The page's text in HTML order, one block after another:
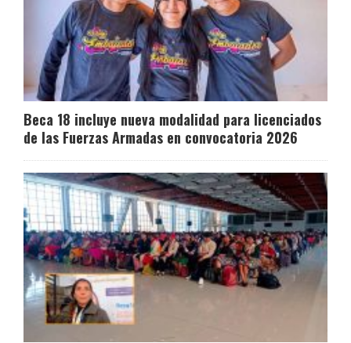
Beca 18 incluye nueva modalidad para licenciados
de las Fuerzas Armadas en convocatoria 2026